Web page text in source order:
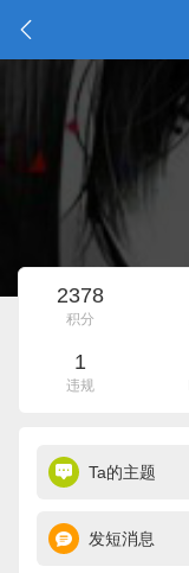
2378
积分
1
违规
Ta的主题
发短消息